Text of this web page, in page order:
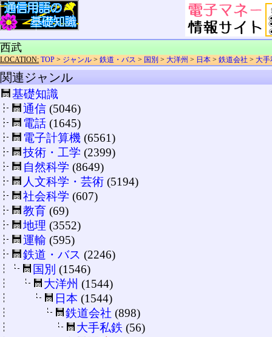
西武
LOCATION: TOP > ジャンル > 鉄道・バス > 国別 > 大洋州 > 日本 > 鉄道会社 > 大手
関連ジャンル
基礎知識
通信 (5046)
電話 (1645)
電子計算機 (6561)
技術・工学 (2399)
自然科学 (8649)
人文科学・芸術 (5194)
社会科学 (607)
教育 (69)
地理 (3552)
運輸 (595)
鉄道・バス (2246)
国別 (1546)
大洋州 (1544)
日本 (1544)
鉄道会社 (898)
大手私鉄 (56)